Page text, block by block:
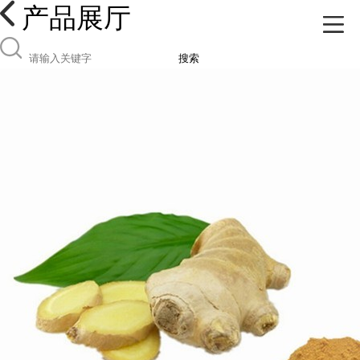
产品展厅
搜索